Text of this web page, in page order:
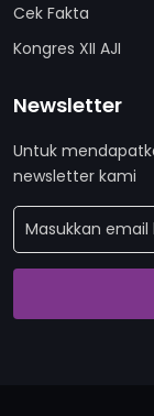
Cek Fakta
Kongres XII AJI
Newsletter
Untuk
newsletter kami